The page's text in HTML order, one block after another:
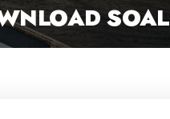
SOAL